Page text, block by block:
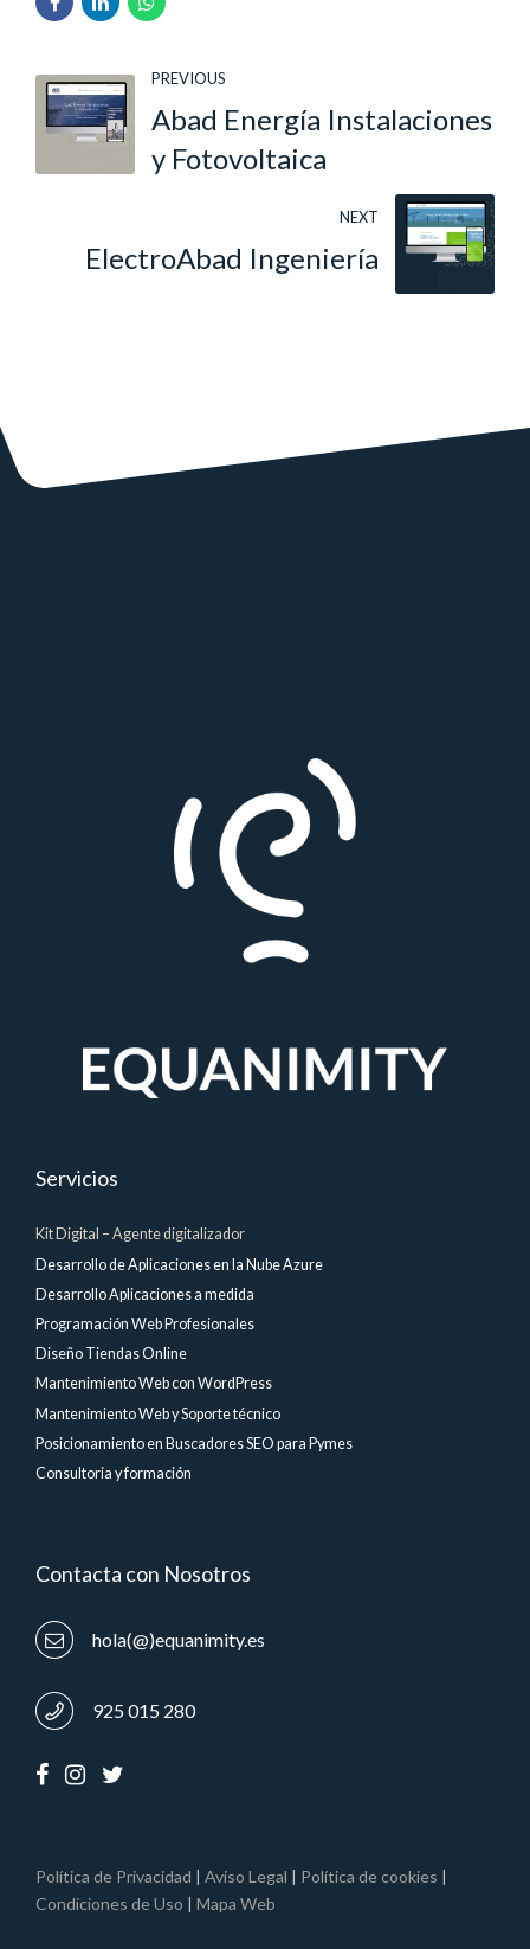
PREVIOUS
Abad Energía Instalaciones
y Fotovoltaica
NEXT
ElectroAbad Ingeniería
Servicios
Kit Digital – Agente digitalizador
Desarrollo de Aplicaciones en la Nube Azure
Desarrollo Aplicaciones a medida
Programación Web Profesionales
Diseño Tiendas Online
Mantenimiento Web con WordPress
Mantenimiento Web y Soporte técnico
Posicionamiento en Buscadores SEO para Pymes
Consultoria y formación
Contacta con Nosotros
hola(@)equanimity.es
925 015 280
Política de Privacidad | Aviso Legal | Política de cookies |
Condiciones de Uso | Mapa Web